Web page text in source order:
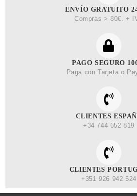
ENVÍO GRATUITO
Compras > 80€. +
PAGO SEGURO
Paga con Tarjeta o
CLIENTES
+34 744 652 819
CLIENTES
+351 926 942 524